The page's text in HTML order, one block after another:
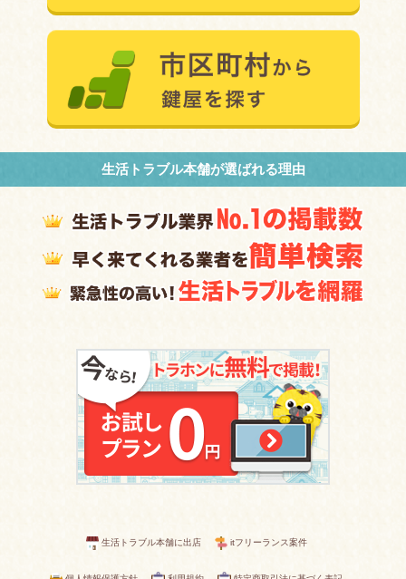
生活トラブル本舗が選ばれる理由
生活トラブル本舗に出店 itフリーランス案件